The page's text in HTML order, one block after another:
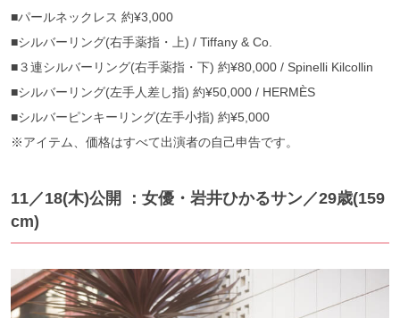
■パールネックレス 約¥3,000
■シルバーリング(右手薬指・上) / Tiffany & Co.
■３連シルバーリング(右手薬指・下) 約¥80,000 / Spinelli Kilcollin
■シルバーリング(左手人差し指) 約¥50,000 / HERMÈS
■シルバーピンキーリング(左手小指) 約¥5,000
※アイテム、価格はすべて出演者の自己申告です。
11／18(木)公開 ：女優・岩井ひかるサン／29歳(159
cm)